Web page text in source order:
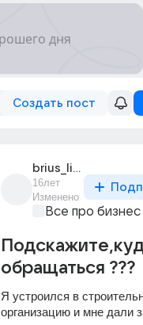
Создать пост
brius_li_16
16лет
Изменено
Все про бизнес
обращаться ???
Я устроился в
организацию и мне дали